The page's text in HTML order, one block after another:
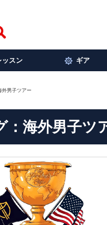
ッスン ギア
外男子ツアー
：海外男子ツ